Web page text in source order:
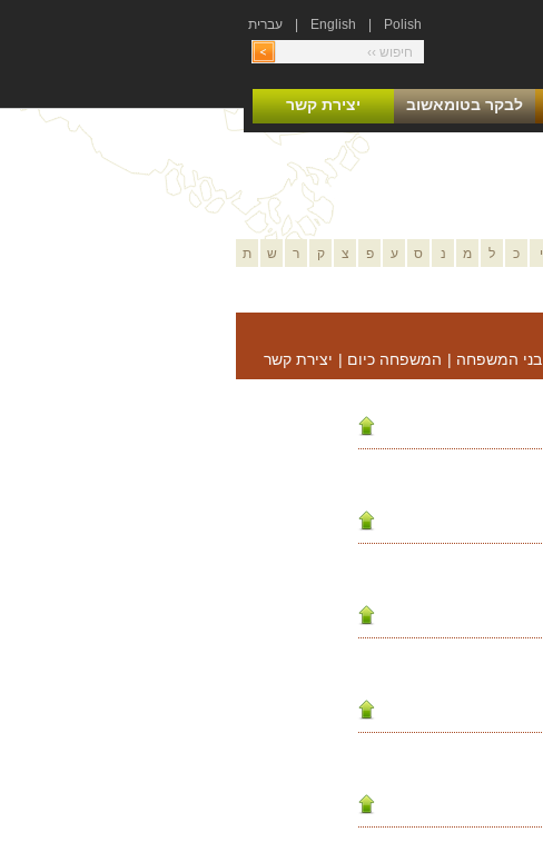
Polish
English עברית
לבקר בטומאשוב יצירת קשר
י כ ל מ נ ס ע פ צ ק ר ש ת
בני המשפחה | המשפחה כיום | יצירת קשר